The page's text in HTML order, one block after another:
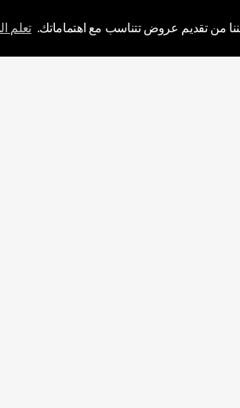
من تقديم عروض تتناسب مع اهتماماتك. تعلم